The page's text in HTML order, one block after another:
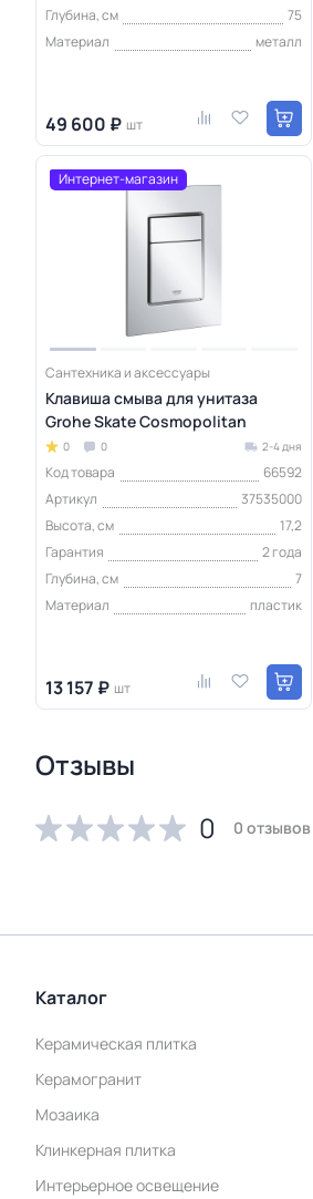
Глубина, см
75
Материал
металл
49 600 ₽ шт
Интернет-магазин
Сантехника и аксессуары
Клавиша смыва для унитаза
Grohe Skate Cosmopolitan
0 0 2-4 дня
Код товара
66592
Артикул
37535000
Высота, см
17,2
Гарантия
2 года
Глубина, см
7
Материал
пластик
13 157 ₽ шт
Отзывы
0
0 отзывов
Каталог
Керамическая плитка
Керамогранит
Мозаика
Клинкерная плитка
Интерьерное освещение